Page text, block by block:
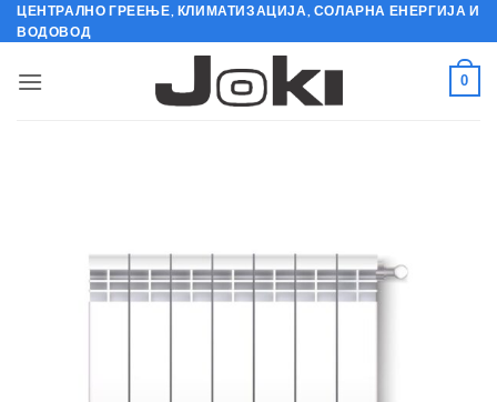
Skip
to
ЦЕНТРАЛНО ГРЕЕЊЕ, КЛИМАТИЗАЦИЈА, СОЛАРНА ЕНЕРГИЈА И
ВОДОВОД
0